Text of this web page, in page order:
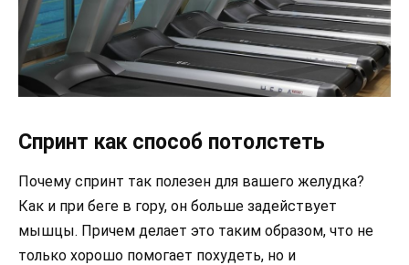
Спринт как способ потолстеть
Почему спринт так полезен для вашего желудка?
Как и при беге в гору, он больше задействует
мышцы. Причем делает это таким образом, что не
только хорошо помогает похудеть, но и